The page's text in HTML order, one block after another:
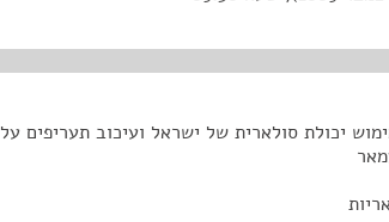
יכולת סולארית של ישראל ועיכוב תעריפים על